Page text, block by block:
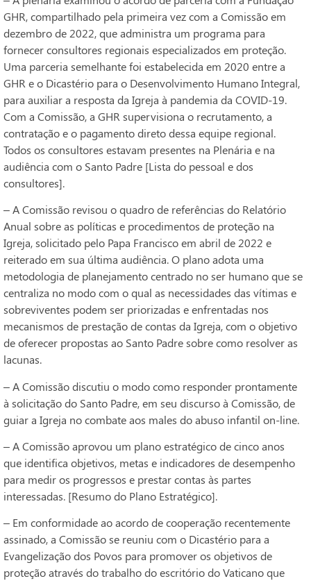
GHR, compartilhado pela primeira vez com a Comissão em
dezembro de 2022, que administra um programa para
fornecer consultores regionais especializados em proteção.
Uma parceria semelhante foi estabelecida em 2020 entre a
GHR e o Dicastério para o Desenvolvimento Humano Integral,
para auxiliar a resposta da Igreja à pandemia da COVID-19.
Com a Comissão, a GHR supervisiona o recrutamento, a
contratação e o pagamento direto dessa equipe regional.
Todos os consultores estavam presentes na Plenária e na
audiência com o Santo Padre [Lista do pessoal e dos
consultores].
– A Comissão revisou o quadro de referências do Relatório
Anual sobre as políticas e procedimentos de proteção na
Igreja, solicitado pelo Papa Francisco em abril de 2022 e
reiterado em sua última audiência. O plano adota uma
metodologia de planejamento centrado no ser humano que se
centraliza no modo com o qual as necessidades das vítimas e
sobreviventes podem ser priorizadas e enfrentadas nos
mecanismos de prestação de contas da Igreja, com o objetivo
de oferecer propostas ao Santo Padre sobre como resolver as
lacunas.
– A Comissão discutiu o modo como responder prontamente
à solicitação do Santo Padre, em seu discurso à Comissão, de
guiar a Igreja no combate aos males do abuso infantil on-line.
– A Comissão aprovou um plano estratégico de cinco anos
que identifica objetivos, metas e indicadores de desempenho
para medir os progressos e prestar contas às partes
interessadas. [Resumo do Plano Estratégico].
– Em conformidade ao acordo de cooperação recentemente
assinado, a Comissão se reuniu com o Dicastério para a
Evangelização dos Povos para promover os objetivos de
proteção através do trabalho do escritório do Vaticano que